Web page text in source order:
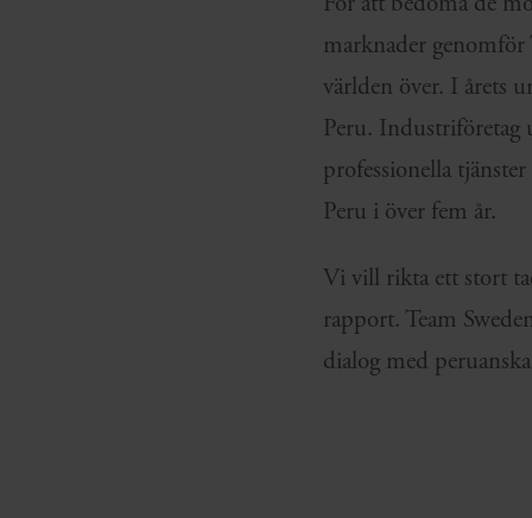
marknader
världen över. I årets
Peru. Industriföretag
professionella
Peru i över fem år.
Vi vill rikta ett stort
rapport. Team
dialog med